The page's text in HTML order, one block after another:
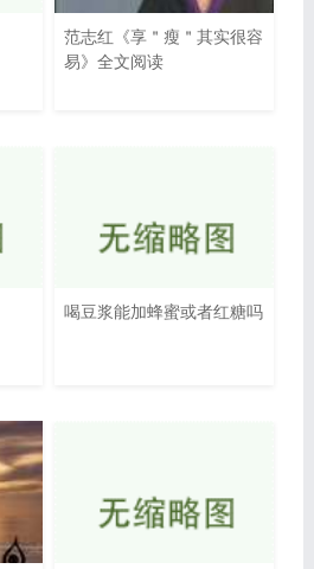
范志红《享＂瘦＂其实很容
易》全文阅读
喝豆浆能加蜂蜜或者红糖吗